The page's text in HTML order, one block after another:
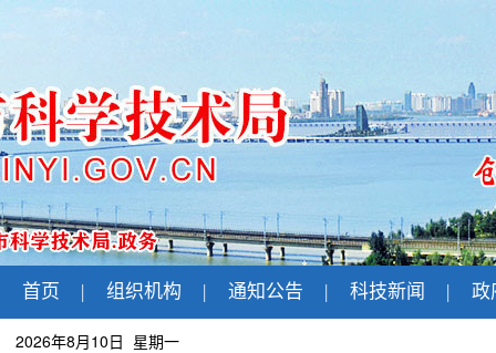
首页 | 组织机构 | 通知公告 | 科技新闻 | 政
2026年8月10日 星期一